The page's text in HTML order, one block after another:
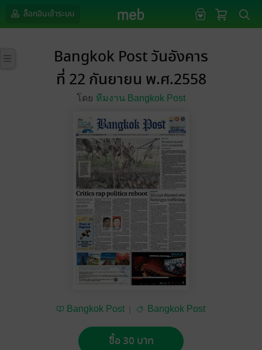
ล็อกอินเข้าระบบ
Bangkok Post วันอังคาร
ที่ 22 กันยายน พ.ศ.2558
โดย ทีมงาน Bangkok Post
Bangkok Post Bangkok Post
ซื้อ 30 บาท